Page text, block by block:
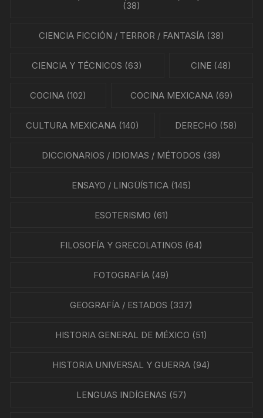
(38)
CIENCIA FICCIÓN / TERROR / FANTASÍA(38)
CIENCIA Y TÉCNICOS (63) CINE(48)
COCINA(102) COCINA MEXICANA (69)
CULTURA MEXICANA(140) DERECHO (58)
DICCIONARIOS / IDIOMAS / MÉTODOS (38)
ENSAYO / LINGÜÍSTICA(145)
ESOTERISMO (61)
FILOSOFÍA Y GRECOLATINOS (64)
FOTOGRAFÍA (49)
GEOGRAFÍA / ESTADOS (337)
HISTORIA GENERAL DE MÉXICO (51)
HISTORIA UNIVERSAL Y GUERRA (94)
LENGUAS INDÍGENAS (57)